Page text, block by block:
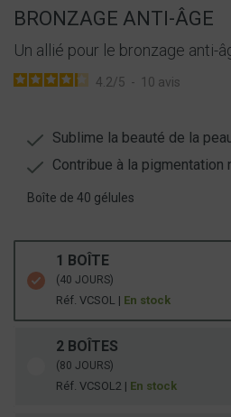
BRONZAGE ANTI-ÂGE
Un allié pour le bronzage anti-
4.2/5 - 10 avis
Sublime la beauté de la
Contribue à la pigmentation
Boîte de 40 gélules
1 BOÎTE
(40 JOURS)
Réf. VCSOL | En stock
2 BOÎTES
(80 JOURS)
Réf. VCSOL2 | En stock